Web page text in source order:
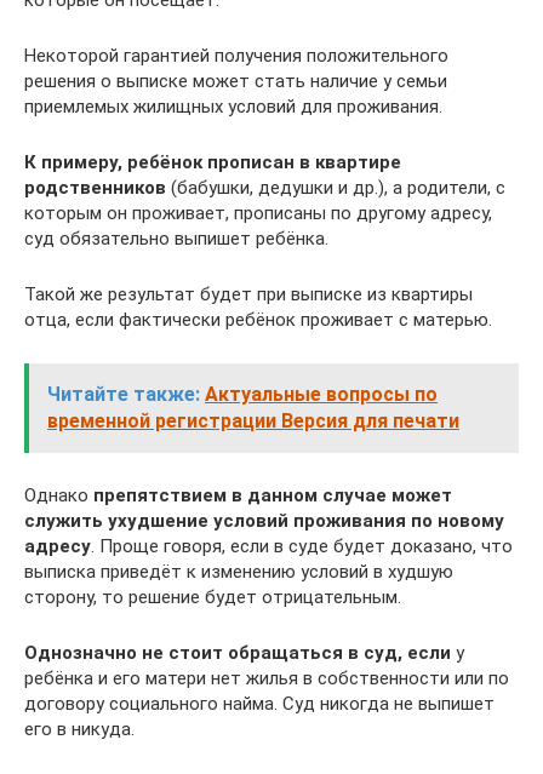
Некоторой гарантией получения положительного
решения о выписке может стать наличие у семьи
приемлемых жилищных условий для проживания.
К примеру, ребёнок прописан в квартире
родственников (бабушки, дедушки и др.), а родители, с
которым он проживает, прописаны по другому адресу,
суд обязательно выпишет ребёнка.
Такой же результат будет при выписке из квартиры
отца, если фактически ребёнок проживает с матерью.
Читайте также: Актуальные вопросы по
временной регистрации Версия для печати
Однако препятствием в данном случае может
служить ухудшение условий проживания по новому
адресу. Проще говоря, если в суде будет доказано, что
выписка приведёт к изменению условий в худшую
сторону, то решение будет отрицательным.
Однозначно не стоит обращаться в суд, если у
ребёнка и его матери нет жилья в собственности или по
договору социального найма. Суд никогда не выпишет
его в никуда.